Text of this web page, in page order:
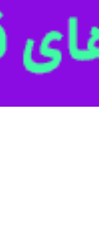
رسانی تا زمان
حسینی امسال در